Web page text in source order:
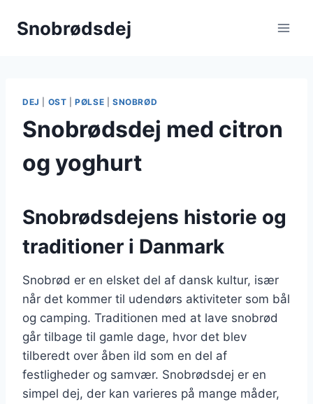
Snobrødsdej
DEJ OST |PØLSE SNOBRØD
Snobrødsdej med citron
og yoghurt
Snobrødsdejens historie og
traditioner i Danmark
Snobrød er en elsket del af dansk kultur, især
når det kommer til udendørs aktiviteter som bål
og camping. Traditionen med at lave snobrød
går tilbage til gamle dage, hvor det blev
tilberedt over åben ild som en del af
festligheder og samvær. Snobrødsdej er en
simpel dej, der kan varieres på mange måder,